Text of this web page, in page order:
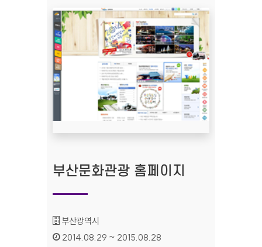
부산문화관광 홈페이지
기관명 :
부산광역시
인증기간 :
2014.08.29 ~ 2015.08.28